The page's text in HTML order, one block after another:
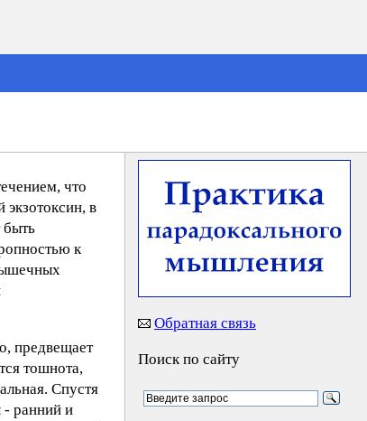
что
в
быть
к
предвещает
тошнота,
Спустя
- ранний и
Обратная связь
Поиск по сайту